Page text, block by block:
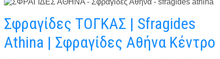
Σφραγίδες ΤΟΓΚΑΣ | Sfragides
Athina | Σφραγίδες Αθήνα Κέντρο